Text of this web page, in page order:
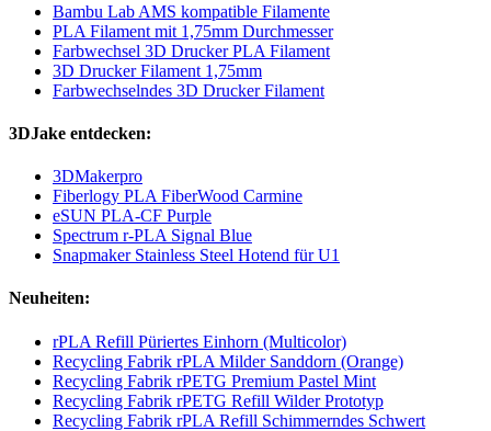
Bambu Lab AMS kompatible Filamente
PLA Filament mit 1,75mm Durchmesser
Farbwechsel 3D Drucker PLA Filament
3D Drucker Filament 1,75mm
Farbwechselndes 3D Drucker Filament
3DJake entdecken:
3DMakerpro
Fiberlogy PLA FiberWood Carmine
eSUN PLA-CF Purple
Spectrum r-PLA Signal Blue
Snapmaker Stainless Steel Hotend für U1
Neuheiten:
rPLA Refill Püriertes Einhorn (Multicolor)
Recycling Fabrik rPLA Milder Sanddorn (Orange)
Recycling Fabrik rPETG Premium Pastel Mint
Recycling Fabrik rPETG Refill Wilder Prototyp
Recycling Fabrik rPLA Refill Schimmerndes Schwert